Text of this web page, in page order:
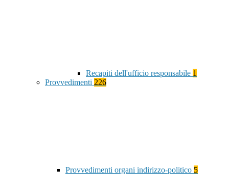
Recapiti dell'ufficio responsabile 1
Provvedimenti 226
Provvedimenti organi indirizzo-politico 5